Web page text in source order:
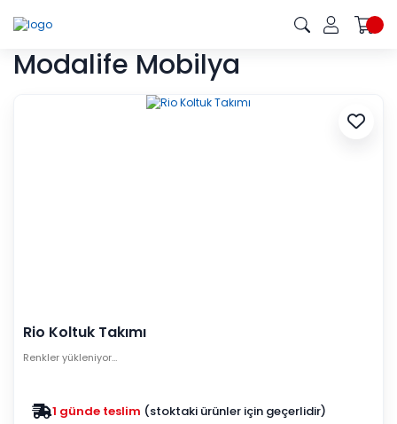
Modalife Mobilya
Rio Koltuk Takımı
Renkler yükleniyor…
1 günde teslim (stoktaki ürünler için geçerlidir)